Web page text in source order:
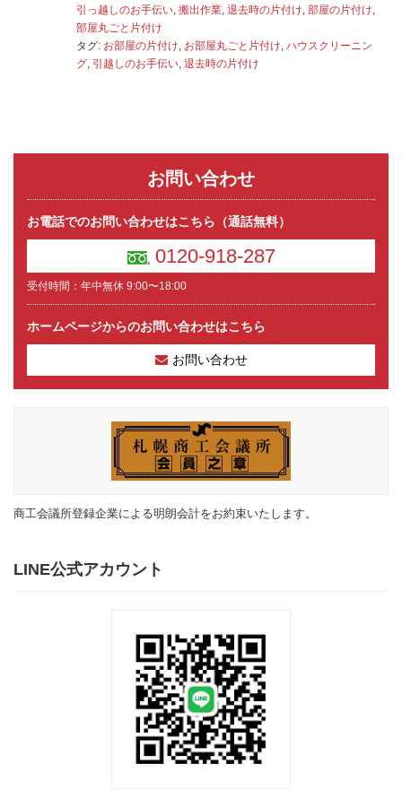
引っ越しのお手伝い, 搬出作業, 退去時の片付け, 部屋の片付け,
部屋丸ごと片付け
タグ: お部屋の片付け, お部屋丸ごと片付け, ハウスクリーニン
グ, 引越しのお手伝い, 退去時の片付け
お問い合わせ
お電話でのお問い合わせはこちら（通話無料）
0120-918-287
受付時間：年中無休 9:00〜18:00
ホームページからのお問い合わせはこちら
お問い合わせ
商工会議所登録企業による明朗会計をお約束いたします。
LINE公式アカウント